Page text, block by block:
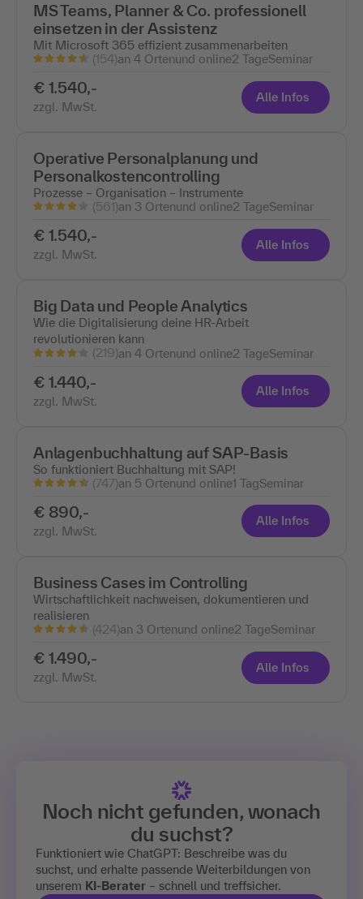
MS Teams, Planner & Co. professionell
einsetzen in der Assistenz
Mit Microsoft 365 effizient zusammenarbeiten
(154)an 4 Ortenund online2 TageSeminar
€ 1.540,-
zzgl. MwSt.
Alle Infos
Operative Personalplanung und
Personalkostencontrolling
Prozesse – Organisation – Instrumente
(561)an 3 Ortenund online2 TageSeminar
€ 1.540,-
zzgl. MwSt.
Alle Infos
Big Data und People Analytics
Wie die Digitalisierung deine HR-Arbeit
revolutionieren kann
(219)an 4 Ortenund online2 TageSeminar
€ 1.440,-
zzgl. MwSt.
Alle Infos
Anlagenbuchhaltung auf SAP-Basis
So funktioniert Buchhaltung mit SAP!
(747)an 5 Ortenund online1 TagSeminar
€ 890,-
zzgl. MwSt.
Alle Infos
Business Cases im Controlling
Wirtschaftlichkeit nachweisen, dokumentieren und
realisieren
(424)an 3 Ortenund online2 TageSeminar
€ 1.490,-
zzgl. MwSt.
Alle Infos
Noch nicht gefunden, wonach
du suchst?
Funktioniert wie ChatGPT: Beschreibe was du
suchst, und erhalte passende Weiterbildungen von
unserem KI-Berater – schnell und treffsicher.